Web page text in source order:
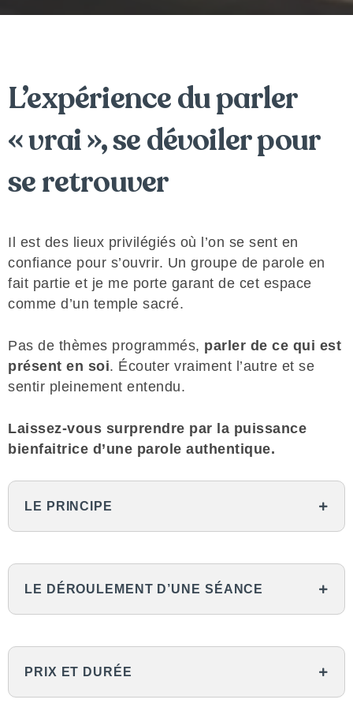
L’expérience du parler
« vrai », se dévoiler pour
se retrouver
Il est des lieux privilégiés où l’on se sent en
confiance pour s’ouvrir. Un groupe de parole en
fait partie et je me porte garant de cet espace
comme d’un temple sacré.
Pas de thèmes programmés, parler de ce qui est
présent en soi. Écouter vraiment l’autre et se
sentir pleinement entendu.
Laissez-vous surprendre par la puissance
bienfaitrice d’une parole authentique.
LE PRINCIPE
LE DÉROULEMENT D’UNE SÉANCE
Après un temps de centrage, dans une
atmosphère sereine, chacun et chacune peut,
PRIX ET DURÉE